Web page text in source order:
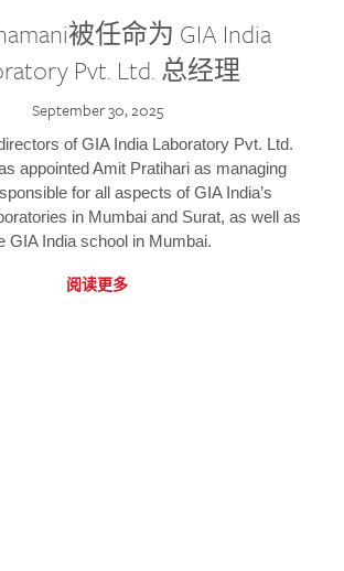
被任命为 GIA India
Pvt. Ltd. 总经理
September 30, 2025
of GIA India Laboratory Pvt. Ltd.
appointed Amit Pratihari as managing
for all aspects of GIA India’s
in Mumbai and Surat, as well as
GIA India school in Mumbai.
阅读更多